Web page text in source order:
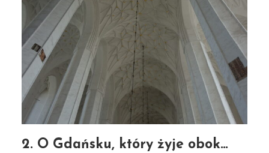
2. O Gdańsku, który żyje obok…